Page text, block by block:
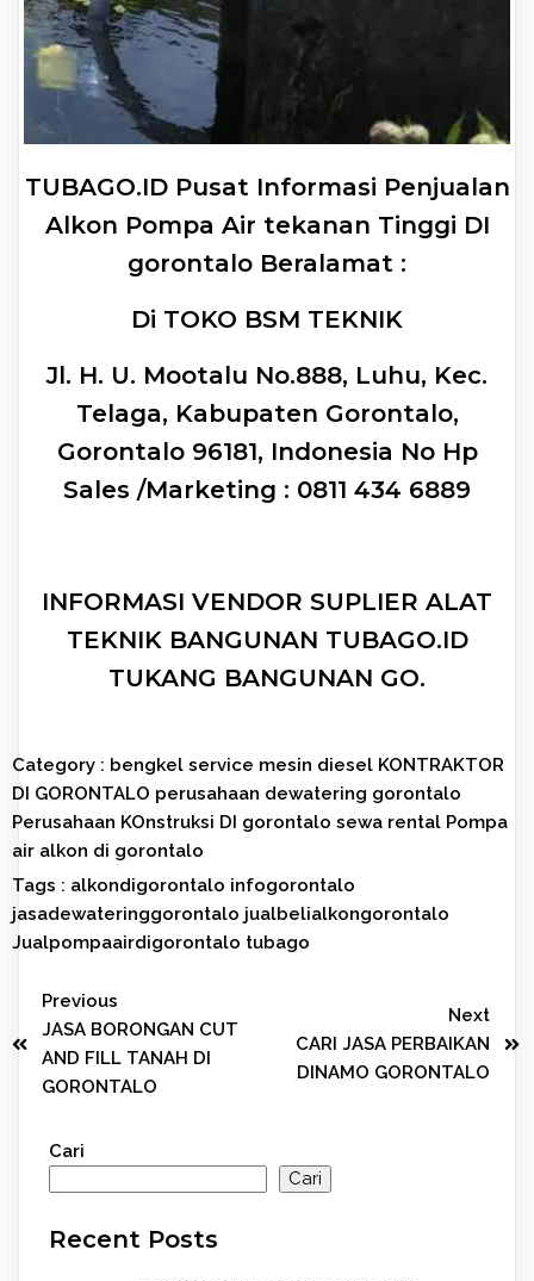
TUBAGO.ID Pusat Informasi Penjualan
Alkon Pompa Air tekanan Tinggi DI
gorontalo Beralamat :
Di TOKO BSM TEKNIK
Jl. H. U. Mootalu No.888, Luhu, Kec.
Telaga, Kabupaten Gorontalo,
Gorontalo 96181, Indonesia No Hp
Sales /Marketing : 0811 434 6889
INFORMASI VENDOR SUPLIER ALAT
TEKNIK BANGUNAN TUBAGO.ID
TUKANG BANGUNAN GO.
Category : bengkel service mesin diesel KONTRAKTOR
DI GORONTALO perusahaan dewatering gorontalo
Perusahaan KOnstruksi DI gorontalo sewa rental Pompa
air alkon di gorontalo
Tags : alkondigorontalo infogorontalo
jasadewateringgorontalo jualbelialkongorontalo
Jualpompaairdigorontalo tubago
Previous
JASA BORONGAN CUT
AND FILL TANAH DI
GORONTALO
Next
CARI JASA PERBAIKAN
DINAMO GORONTALO
Cari
Cari
Recent Posts